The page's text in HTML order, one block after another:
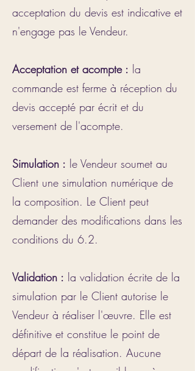
acceptation du devis est indicative et
n'engage pas le Vendeur.
Acceptation et acompte : la
commande est ferme à réception du
devis accepté par écrit et du
versement de l'acompte.
Simulation : le Vendeur soumet au
Client une simulation numérique de
la composition. Le Client peut
demander des modifications dans les
conditions du 6.2.
Validation : la validation écrite de la
simulation par le Client autorise le
Vendeur à réaliser l'œuvre. Elle est
définitive et constitue le point de
départ de la réalisation. Aucune